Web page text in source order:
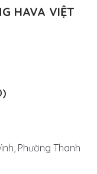
HAVA VIỆT
Phường Thanh